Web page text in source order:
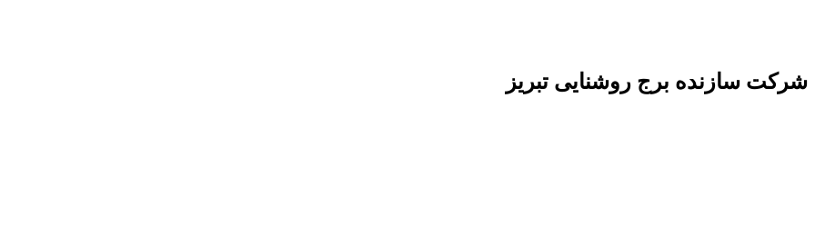
شرکت سازنده برج روشنایی تبریز